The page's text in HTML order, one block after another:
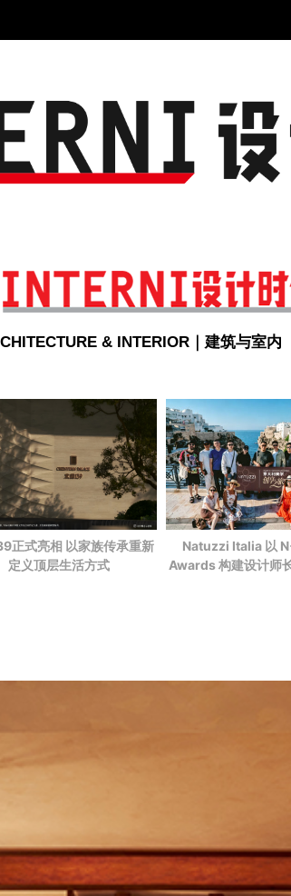
& INTERIOR｜建筑与室内
正式亮相 以家族传承重新
定义顶层生活方式
Natuzzi Italia 以
Awards 构建设计师